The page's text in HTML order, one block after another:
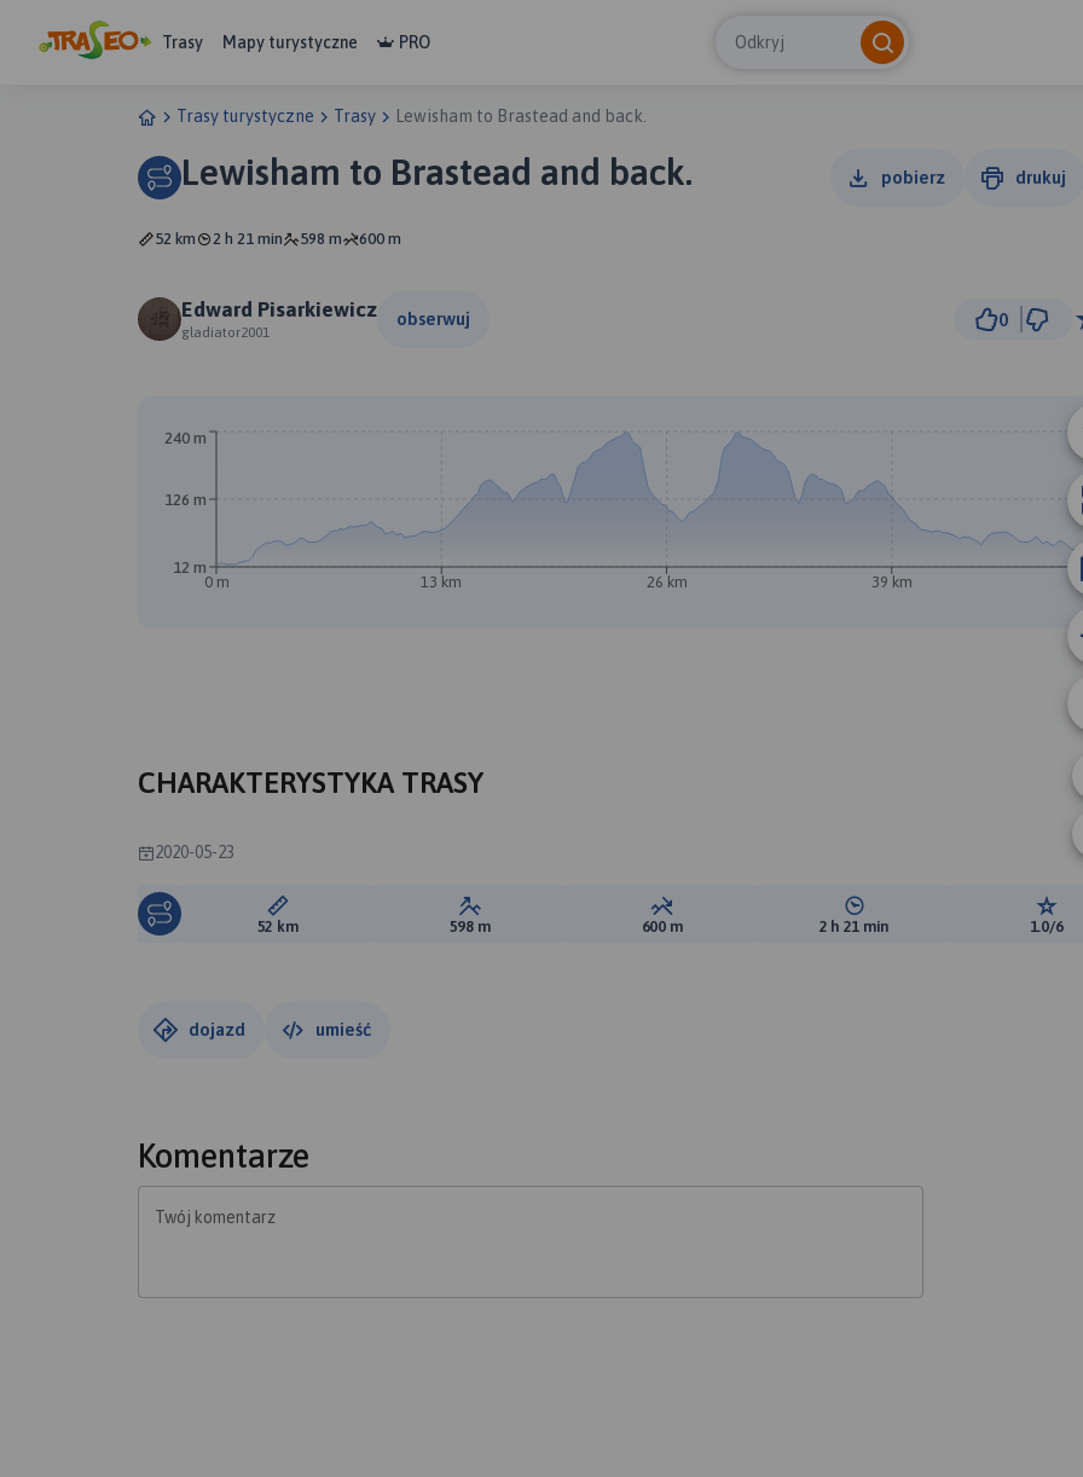
Trasy Mapy turystyczne PRO Odkryj
Trasy turystyczne Trasy Lewisham to Brastead and back.
Lewisham to Brastead and back. pobierz drukuj
52 km 2 h 21 min 598 m 600 m
Edward Pisarkiewicz
gladiator2001
obserwuj 0
0 m 13 km 26 km 39 km
12 m
126 m
240 m
CHARAKTERYSTYKA TRASY
2020-05-23
Długość trasy:
52 km Suma przewyższeń:
598 m Suma spadków:
600 m Średni czas potrzebny na
2 h 21 min 1.0/6
dojazd umieść
Komentarze
Twój komentarz